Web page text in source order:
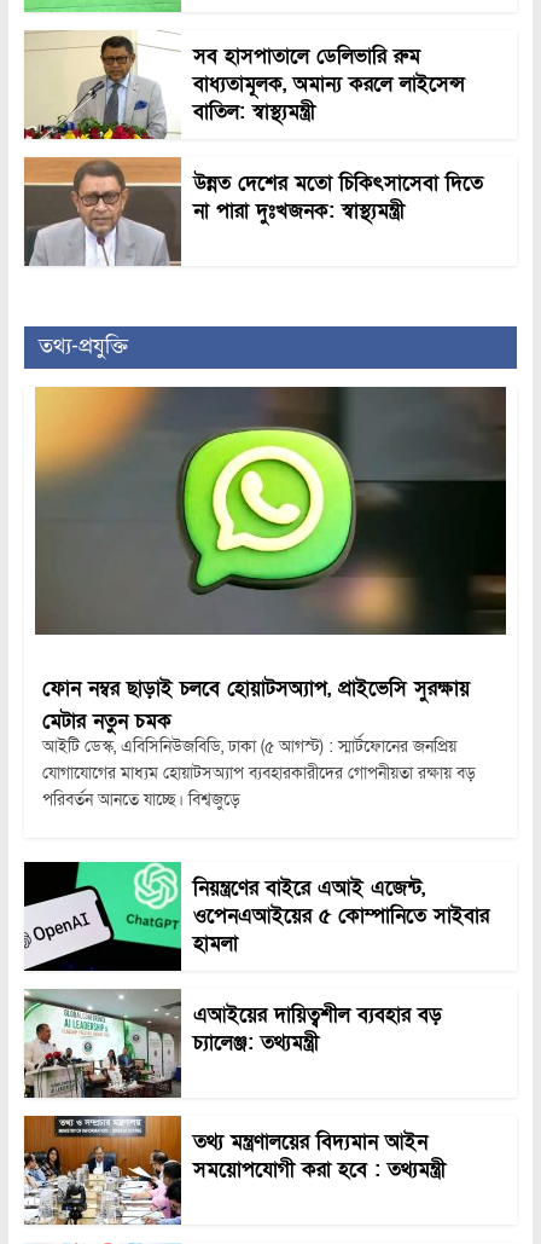
সব হাসপাতালে ডেলিভারি রুম
বাধ্যতামূলক, অমান্য করলে লাইসেন্স
বাতিল: স্বাস্থ্যমন্ত্রী
উন্নত দেশের মতো চিকিৎসাসেবা দিতে
না পারা দুঃখজনক: স্বাস্থ্যমন্ত্রী
তথ্য-প্রযুক্তি
ফোন নম্বর ছাড়াই চলবে হোয়াটসঅ্যাপ, প্রাইভেসি সুরক্ষায়
মেটার নতুন চমক
আইটি ডেস্ক, এবিসিনিউজবিডি, ঢাকা (৫ আগস্ট) : স্মার্টফোনের জনপ্রিয়
যোগাযোগের মাধ্যম হোয়াটসঅ্যাপ ব্যবহারকারীদের গোপনীয়তা রক্ষায় বড়
পরিবর্তন আনতে যাচ্ছে। বিশ্বজুড়ে
নিয়ন্ত্রণের বাইরে এআই এজেন্ট,
ওপেনএআইয়ের ৫ কোম্পানিতে সাইবার
হামলা
এআইয়ের দায়িত্বশীল ব্যবহার বড়
চ্যালেঞ্জ: তথ্যমন্ত্রী
তথ্য মন্ত্রণালয়ের বিদ্যমান আইন
সময়োপযোগী করা হবে : তথ্যমন্ত্রী